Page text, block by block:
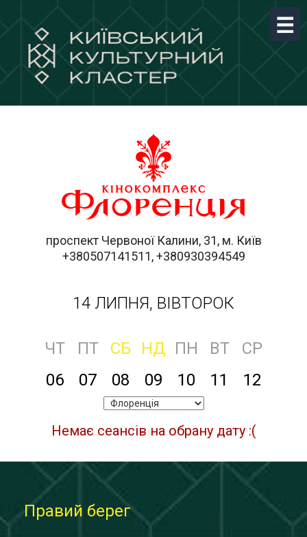
проспект Червоної Калини, 31, м. Київ
+380507141511, +380930394549
14 ЛИПНЯ, ВІВТОРОК
ЧТ ПТ СБ НД ПН ВТ
СР
06
07 08 09 10 11 12
Немає сеансів на обрану дату :(
Правий берег